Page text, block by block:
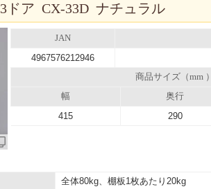
ドア CX-33D ナチュラル
JAN
4967576212946
商品サイズ（mm ）
幅 奥行
415 290
全体80kg、棚板1枚あたり20kg